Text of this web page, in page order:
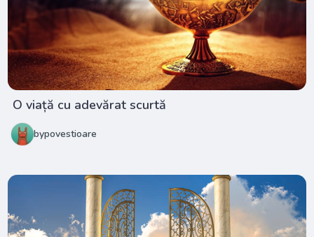
O viață cu adevărat scurtă
bypovestioare